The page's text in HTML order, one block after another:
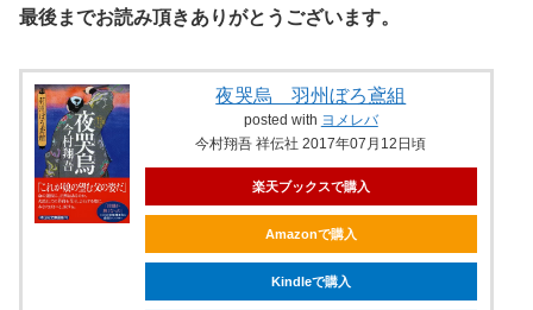
最後までお読み頂きありがとうございます。
夜哭烏 羽州ぼろ鳶組
posted with ヨメレバ
今村翔吾 祥伝社 2017年07月12日頃
楽天ブックスで購入
Amazonで購入
Kindleで購入